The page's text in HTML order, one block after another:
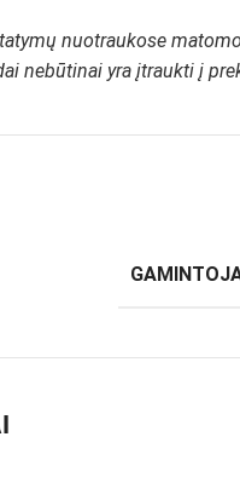
nuotraukose
nebūtinai yra įtraukti į